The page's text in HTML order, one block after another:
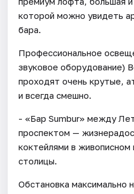
которой можно увидеть
бара.
Профессиональное
звуковое оборудование)
проходят очень крутые,
и всегда смешно.
- «Бар Sumbur» между
проспектом —
коктейлями в живописном
столицы.
Обстановка максимально